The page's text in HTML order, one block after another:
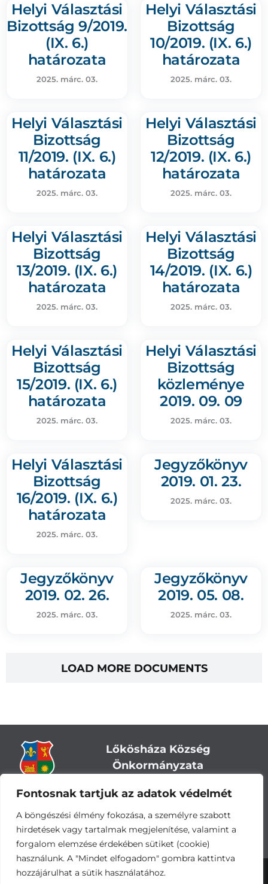
Fontosnak tartjuk az adatok védelmét
A böngészési élmény fokozása, a személyre szabott
hirdetések vagy tartalmak megjelenítése, valamint a
forgalom elemzése érdekében sütiket (cookie)
használunk. A "Mindet elfogadom" gombra kattintva
hozzájárulhat a sütik használatához.
Helyi Választási
Bizottság 9/2019.
(IX. 6.)
határozata
2025. márc. 03.
Helyi Választási
Bizottság
10/2019. (IX. 6.)
határozata
2025. márc. 03.
Helyi Választási
Bizottság
11/2019. (IX. 6.)
határozata
2025. márc. 03.
Helyi Választási
Bizottság
12/2019. (IX. 6.)
határozata
2025. márc. 03.
Helyi Választási
Bizottság
13/2019. (IX. 6.)
határozata
2025. márc. 03.
Helyi Választási
Bizottság
14/2019. (IX. 6.)
határozata
2025. márc. 03.
Helyi Választási
Bizottság
15/2019. (IX. 6.)
határozata
2025. márc. 03.
Helyi Választási
Bizottság
közleménye
2019. 09. 09
2025. márc. 03.
Helyi Választási
Bizottság
16/2019. (IX. 6.)
határozata
2025. márc. 03.
Jegyzőkönyv
2019. 01. 23.
2025. márc. 03.
Jegyzőkönyv
2019. 02. 26.
2025. márc. 03.
Jegyzőkönyv
2019. 05. 08.
2025. márc. 03.
LOAD MORE DOCUMENTS
Lőkösháza Község
Önkormányzata
Cím:5743 Lőkösháza, Eleki út 28.
Központi telefonszám:+36 66 244-244
E-mail: titkarsag@lokoshaza.hu
Hivatali Kapu: JZO28
Adatvédelemi nyilatkozat•